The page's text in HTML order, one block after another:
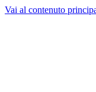
Vai al contenuto